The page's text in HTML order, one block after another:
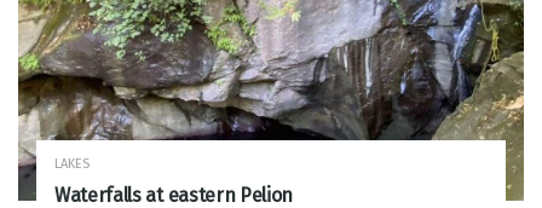
LAKES
Waterfalls at eastern Pelion